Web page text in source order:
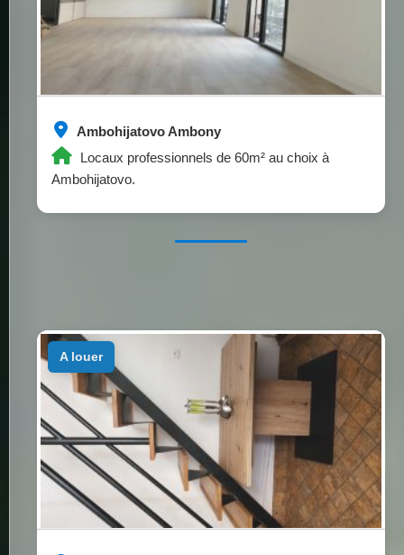
Ambohijatovo Ambony
Locaux professionnels de 60m² au choix à
Ambohijatovo.
a louer